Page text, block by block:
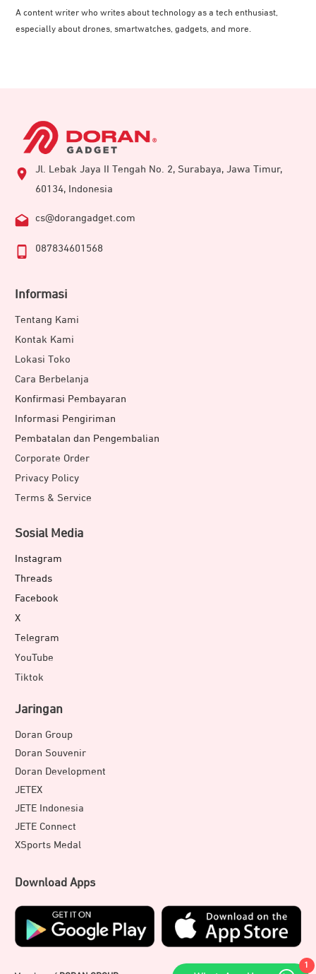
A content writer who writes about technology as a tech enthusiast,
especially about drones, smartwatches, gadgets, and more.
Jl. Lebak Jaya II Tengah No. 2, Surabaya, Jawa Timur,
60134, Indonesia
cs@dorangadget.com
087834601568
Informasi
Tentang Kami
Kontak Kami
Lokasi Toko
Cara Berbelanja
Konfirmasi Pembayaran
Informasi Pengiriman
Pembatalan dan Pengembalian
Corporate Order
Privacy Policy
Terms & Service
Sosial Media
Instagram
Threads
Facebook
X
Telegram
YouTube
Tiktok
Jaringan
Doran Group
Doran Souvenir
Doran Development
JETEX
JETE Indonesia
JETE Connect
XSports Medal
Download Apps
1